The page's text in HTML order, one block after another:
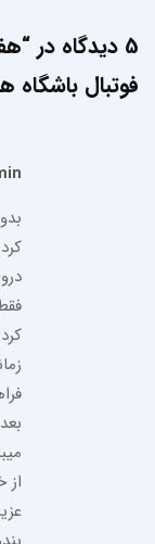
5 دیدگاه در “
فوتبال باشگاه
از